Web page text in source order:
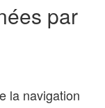
par
la navigation